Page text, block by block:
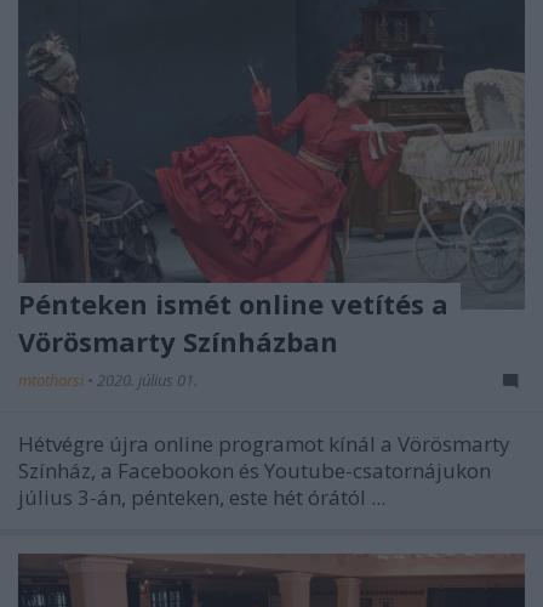
Pénteken ismét online vetítés a
Vörösmarty Színházban
mtothorsi • 2020. július 01.
Hétvégre újra online programot kínál a Vörösmarty
Színház, a Facebookon és Youtube-csatornájukon
július 3-án, pénteken, este hét órától ...